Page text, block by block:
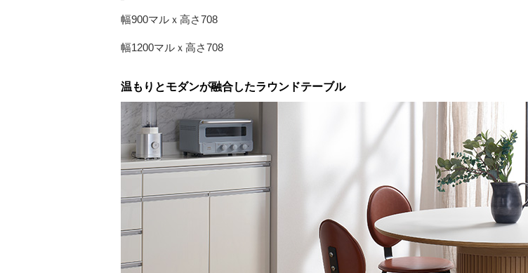
幅900マルｘ高さ708
幅1200マルｘ高さ708
温もりとモダンが融合したラウンドテーブル